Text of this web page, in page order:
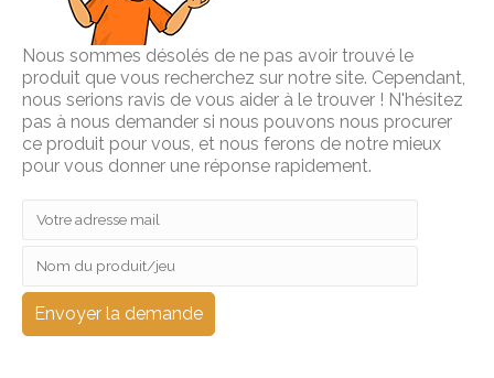
Nous sommes désolés de ne pas avoir trouvé le
produit que vous recherchez sur notre site. Cependant,
nous serions ravis de vous aider à le trouver ! N'hésitez
pas à nous demander si nous pouvons nous procurer
ce produit pour vous, et nous ferons de notre mieux
pour vous donner une réponse rapidement.